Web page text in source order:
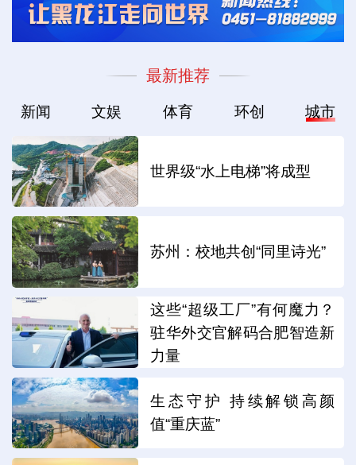
最新推荐
新闻 文娱 体育 环创 城市
世界级“水上电梯”将成型
苏州：校地共创“同里诗光”
这些“超级工厂”有何魔力？
驻华外交官解码合肥智造新
力量
生态守护 持续解锁高颜
值“重庆蓝”